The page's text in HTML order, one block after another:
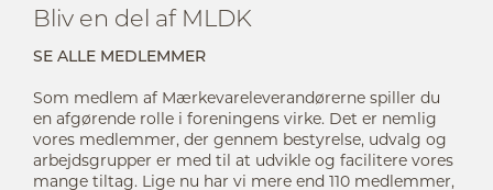
Bliv en del af MLDK
SE ALLE MEDLEMMER
Som medlem af Mærkevareleverandørerne spiller du
en afgørende rolle i foreningens virke. Det er nemlig
vores medlemmer, der gennem bestyrelse, udvalg og
arbejdsgrupper er med til at udvikle og facilitere vores
mange tiltag. Lige nu har vi mere end 110 medlemmer,